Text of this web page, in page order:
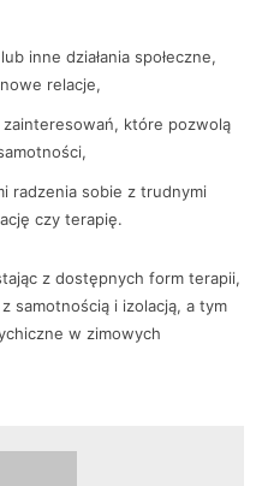
inne działania społeczne,
relacje,
zainteresowań, które pozwolą
radzenia sobie z trudnymi
czy terapię.
z dostępnych form terapii,
samotnością i izolacją, a tym
w zimowych